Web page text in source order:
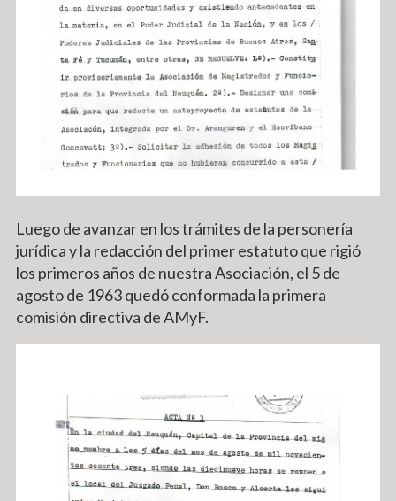
Luego de avanzar en los trámites de la personería
jurídica y la redacción del primer estatuto que rigió
los primeros años de nuestra Asociación, el 5 de
agosto de 1963 quedó conformada la primera
comisión directiva de AMyF.